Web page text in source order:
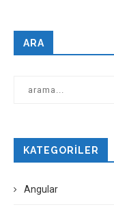
ARA
KATEGORILER
Angular